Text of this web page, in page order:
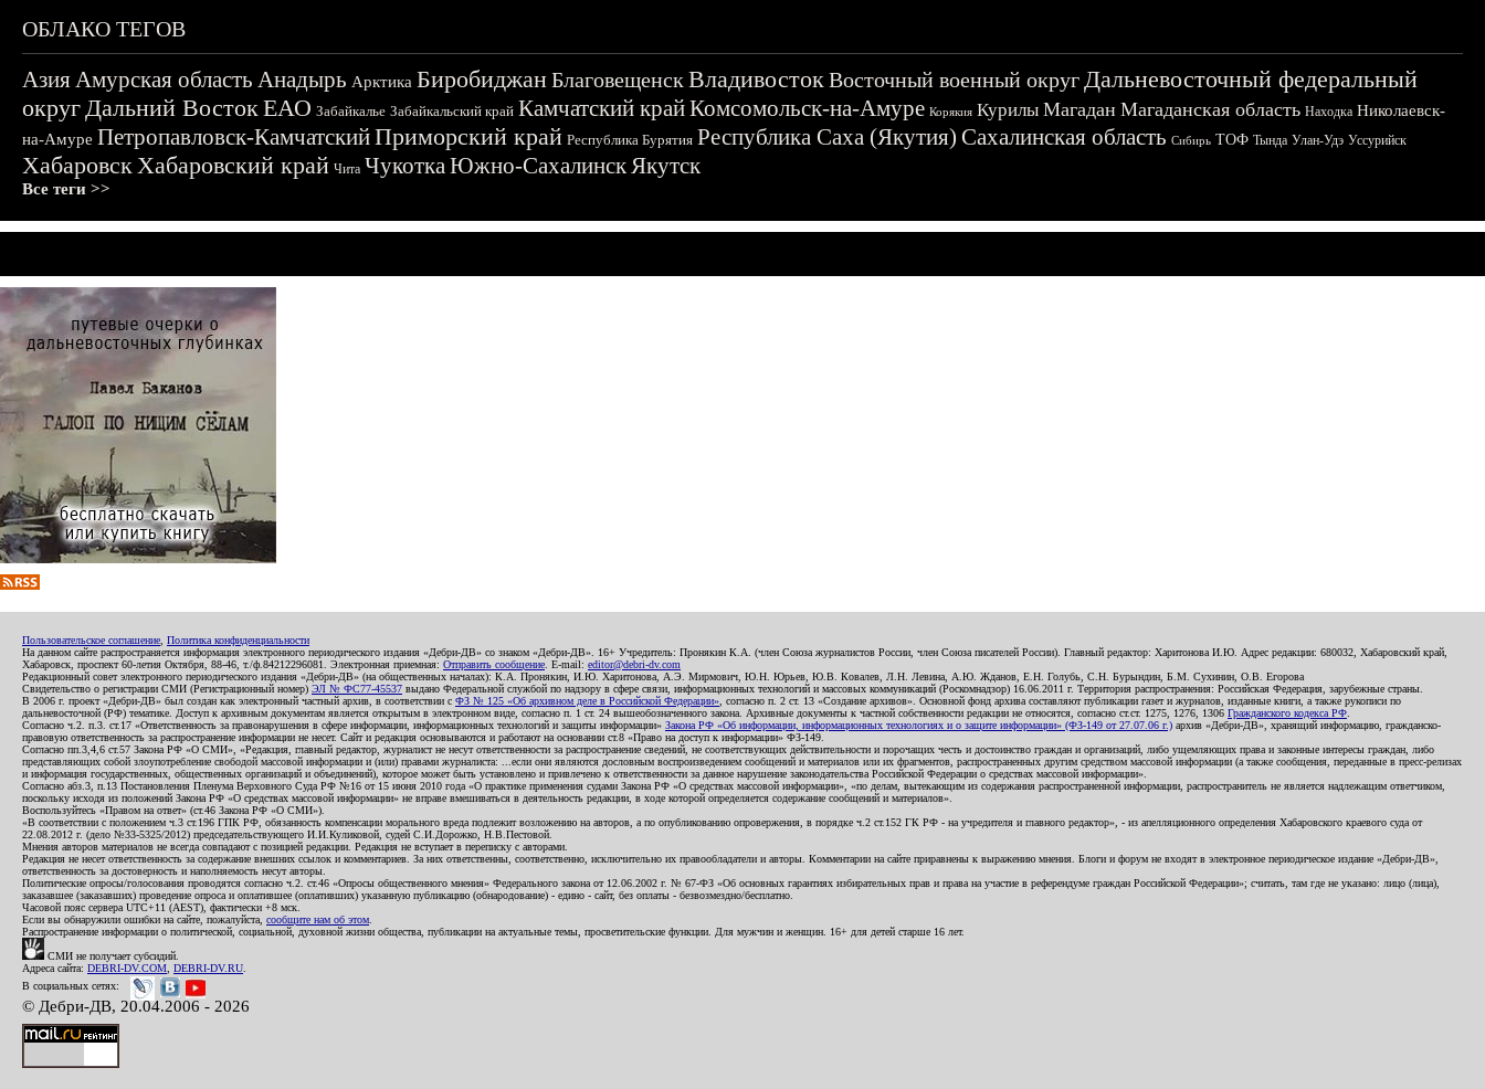
ОБЛАКО ТЕГОВ
АзияАмурская область Анадырь Арктика БиробиджанБлаговещенскВладивостокВосточный военный округДальневосточный федеральный
округДальний ВостокЕАО Забайкалье Забайкальский край Камчатский крайКомсомольск-на-Амуре Корякия Курилы Магадан Магаданская область Находка Николаевск-
на-Амуре Петропавловск-КамчатскийПриморский край Республика Бурятия Республика Саха (Якутия) Сахалинская область Сибирь ТОФ Тында Улан-Удэ Уссурийск
ХабаровскХабаровский край Чита ЧукоткаЮжно-СахалинскЯкутск
Все теги >>
Пользовательское соглашение Политика конфиденциальности
На данном сайте распространяется информация электронного периодического издания «Дебри-ДВ» со знаком «Дебри-ДВ». 16+ Учредитель: Пронякин К.А. (член Союза журналистов России, член Союза писателей России). Главный редактор: Харитонова И.Ю. Адрес редакции: 680032, Хабаровский край,
Хабаровск, проспект 60-летия Октября, 88-46, т./ф.84212296081. Электронная приемная: Отправить сообщение . E-mail: editor@debri-dv.com
Редакционный совет электронного периодического издания «Дебри-ДВ» (на общественных началах): К.А. Пронякин, И.Ю. Харитонова, А.Э. Мирмович, Ю.Н. Юрьев, Ю.В. Ковалев, Л.Н. Левина, А.Ю. Жданов, Е.Н. Голубь, С.Н. Бурындин, Б.М. Сухинин, О.В. Егорова
Свидетельство о регистрации СМИ (Регистрационный номер) ЭЛ № ФС77-45537 выдано Федеральной службой по надзору в сфере связи, информационных технологий и массовых коммуникаций (Роскомнадзор) 16.06.2011 г. Территория распространения: Российская Федерация, зарубежные страны.
В 2006 г. проект «Дебри-ДВ» был создан как электронный частный архив, в соответствии с ФЗ № 125 «Об архивном деле в Российской Федерации» , согласно п. 2 ст. 13 «Создание архивов». Основной фонд архива составляют публикации газет и журналов, изданные книги, а также рукописи по
дальневосточной (РФ) тематике. Доступ к архивным документам является открытым в электронном виде, согласно п. 1 ст. 24 вышеобозначенного закона. Архивные документы к частной собственности редакции не относятся, согласно ст.ст. 1275, 1276, 1306 Гражданского кодекса РФ
Согласно ч.2. п.3. ст.17 «Ответственность за правонарушения в сфере информации, информационных технологий и защиты информации» Закона РФ «Об информации, информационных технологиях и о защите информации» (ФЗ-149 от 27.07.06 г.) архив «Дебри-ДВ», хранящий информацию, гражданско-
правовую ответственность за распространение информации не несет. Сайт и редакция основываются и работают на основании ст.8 «Право на доступ к информации» ФЗ-149.
Согласно пп.3,4,6 ст.57 Закона РФ «О СМИ», «Редакция, главный редактор, журналист не несут ответственности за распространение сведений, не соответствующих действительности и порочащих честь и достоинство граждан и организаций, либо ущемляющих права и законные интересы граждан, либо
представляющих собой злоупотребление свободой массовой информации и (или) правами журналиста: ...если они являются дословным воспроизведением сообщений и материалов или их фрагментов, распространенных другим средством массовой информации (а также сообщения, переданные в пресс-релизах
и информация государственных, общественных организаций и объединений), которое может быть установлено и привлечено к ответственности за данное нарушение законодательства Российской Федерации о средствах массовой информации».
Согласно абз.3, п.13 Постановления Пленума Верховного Суда РФ №16 от 15 июня 2010 года «О практике применения судами Закона РФ «О средствах массовой информации», «по делам, вытекающим из содержания распространенной информации, распространитель не является надлежащим ответчиком,
поскольку исходя из положений Закона РФ «О средствах массовой информации» не вправе вмешиваться в деятельность редакции, в ходе которой определяется содержание сообщений и материалов».
Воспользуйтесь «Правом на ответ» (ст.46 Закона РФ «О СМИ»).
«В соответствии с положением ч.3 ст.196 ГПК РФ, обязанность компенсации морального вреда подлежит возложению на авторов, а по опубликованию опровержения, в порядке ч.2 ст.152 ГК РФ - на учредителя и главного редактор», - из апелляционного определения Хабаровского краевого суда от
22.08.2012 г. (дело №33-5325/2012) председательствующего И.И.Куликовой, судей С.И.Дорожко, Н.В.Пестовой.
Мнения авторов материалов не всегда совпадают с позицией редакции. Редакция не вступает в переписку с авторами.
Редакция не несет ответственность за содержание внешних ссылок и комментариев. За них ответственны, соответственно, исключительно их правообладатели и авторы. Комментарии на сайте приравнены к выражению мнения. Блоги и форум не входят в электронное периодическое издание «Дебри-ДВ»,
ответственность за достоверность и наполняемость несут авторы.
Политические опросы/голосования проводятся согласно ч.2. ст.46 «Опросы общественного мнения» Федерального закона от 12.06.2002 г. № 67-ФЗ «Об основных гарантиях избирательных прав и права на участие в референдуме граждан Российской Федерации»; считать, там где не указано: лицо (лица),
заказавшее (заказавших) проведение опроса и оплатившее (оплативших) указанную публикацию (обнародование) - едино - сайт, без оплаты - безвозмездно/бесплатно.
Часовой пояс сервера UTC+11 (AEST), фактически +8 мск.
Если вы обнаружили ошибки на сайте, пожалуйста, сообщите нам об этом
Распространение информации о политической, социальной, духовной жизни общества, публикации на актуальные темы, просветительские функции. Для мужчин и женщин. 16+ для детей старше 16 лет.
СМИ не получает субсидий.
Адреса сайта: DEBRI-DV.COM DEBRI-DV.RU
В социальных сетях:
© Дебри-ДВ, 20.04.2006 - 2026